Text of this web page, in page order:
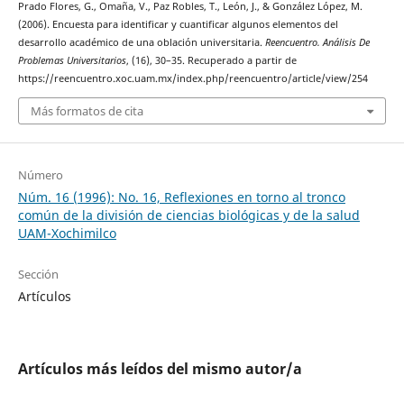
Prado Flores, G., Omaña, V., Paz Robles, T., León, J., & González López, M.
(2006). Encuesta para identificar y cuantificar algunos elementos del
desarrollo académico de una oblación universitaria. Reencuentro. Análisis De
Problemas Universitarios, (16), 30–35. Recuperado a partir de
https://reencuentro.xoc.uam.mx/index.php/reencuentro/article/view/254
Más formatos de cita
Número
Núm. 16 (1996): No. 16, Reflexiones en torno al tronco
común de la división de ciencias biológicas y de la salud
UAM-Xochimilco
Sección
Artículos
Artículos más leídos del mismo autor/a